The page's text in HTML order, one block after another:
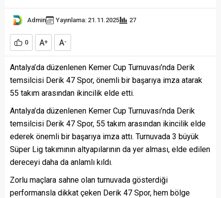
Admin Yayınlama: 21.11.2025 27
0 A+ A-
Antalya’da düzenlenen Kemer Cup Turnuvası’nda Derik
temsilcisi Derik 47 Spor, önemli bir başarıya imza atarak
55 takım arasından ikincilik elde etti.
Antalya’da düzenlenen Kemer Cup Turnuvası’nda Derik
temsilcisi Derik 47 Spor, 55 takım arasından ikincilik elde
ederek önemli bir başarıya imza attı. Turnuvada 3 büyük
Süper Lig takımının altyapılarının da yer alması, elde edilen
dereceyi daha da anlamlı kıldı.
Zorlu maçlara sahne olan turnuvada gösterdiği
performansla dikkat çeken Derik 47 Spor, hem bölge